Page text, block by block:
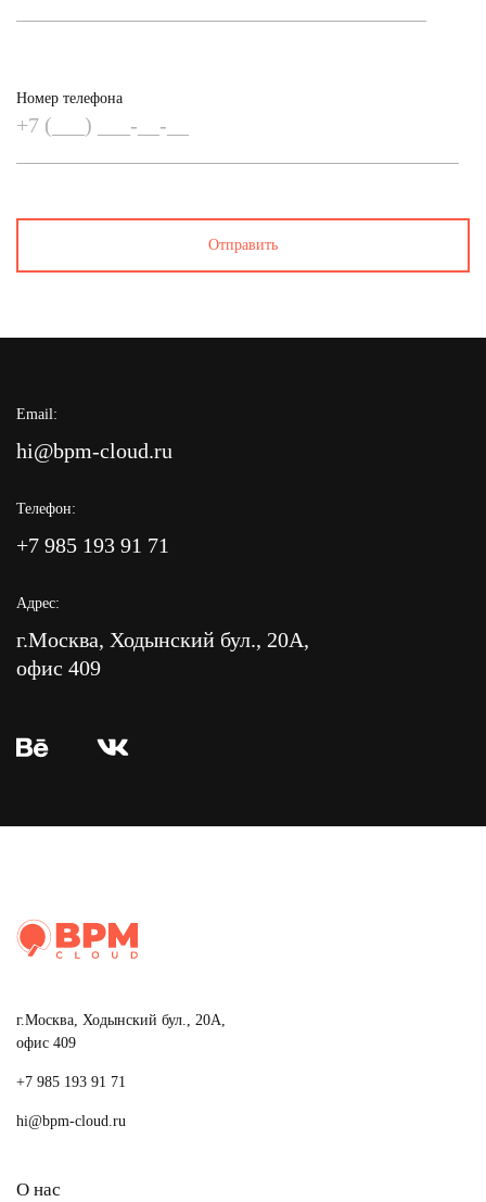
Номер телефона
Email:
hi@bpm-cloud.ru
Телефон:
+7 985 193 91 71
Адрес:
г.Москва, Ходынский бул., 20А,
офис 409
г.Москва, Ходынский бул., 20А,
офис 409
+7 985 193 91 71
hi@bpm-cloud.ru
О нас